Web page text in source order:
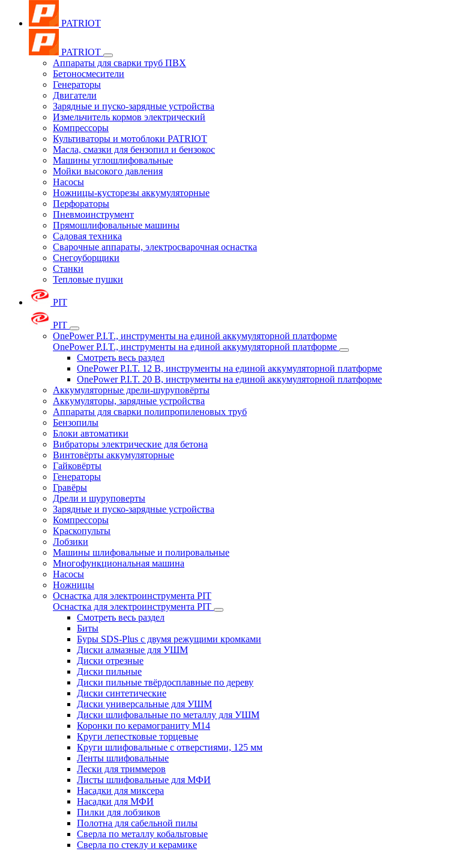
PATRIOT
PATRIOT
Аппараты для сварки труб ПВХ
Бетоносмесители
Генераторы
Двигатели
Зарядные и пуско-зарядные устройства
Измельчитель кормов электрический
Компрессоры
Культиваторы и мотоблоки PATRIOT
Масла, смазки для бензопил и бензокос
Машины углошлифовальные
Мойки высокого давления
Насосы
Ножницы-кусторезы аккумуляторные
Перфораторы
Пневмоинструмент
Прямошлифовальные машины
Садовая техника
Сварочные аппараты, электросварочная оснастка
Снегоуборщики
Станки
Тепловые пушки
PIT
PIT
OnePower P.I.T., инструменты на единой аккумуляторной платформе
OnePower P.I.T., инструменты на единой аккумуляторной платформе
Смотреть весь раздел
OnePower P.I.T. 12 В, инструменты на единой аккумуляторной платформе
OnePower P.I.T. 20 В, инструменты на единой аккумуляторной платформе
Аккумуляторные дрели-шуруповёрты
Аккумуляторы, зарядные устройства
Аппараты для сварки полипропиленовых труб
Бензопилы
Блоки автоматики
Вибраторы электрические для бетона
Винтовёрты аккумуляторные
Гайковёрты
Генераторы
Гравёры
Дрели и шуруповерты
Зарядные и пуско-зарядные устройства
Компрессоры
Краскопульты
Лобзики
Машины шлифовальные и полировальные
Многофункциональная машина
Насосы
Ножницы
Оснастка для электроинструмента PIT
Оснастка для электроинструмента PIT
Смотреть весь раздел
Биты
Буры SDS-Plus c двумя режущими кромками
Диски алмазные для УШМ
Диски отрезные
Диски пильные
Диски пильные твёрдосплавные по дереву
Диски синтетические
Диски универсальные для УШМ
Диски шлифовальные по металлу для УШМ
Коронки по керамограниту M14
Круги лепестковые торцевые
Круги шлифовальные с отверстиями, 125 мм
Ленты шлифовальные
Лески для триммеров
Листы шлифовальные для МФИ
Насадки для миксера
Насадки для МФИ
Пилки для лобзиков
Полотна для сабельной пилы
Сверла по металлу кобальтовые
Сверла по стеклу и керамике